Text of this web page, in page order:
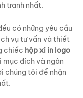
tranh nhất.
có những yêu cầu
vụ tư vấn và thiết
chiếc hộp xi in logo
mục đích và ngân
chúng tôi để nhận